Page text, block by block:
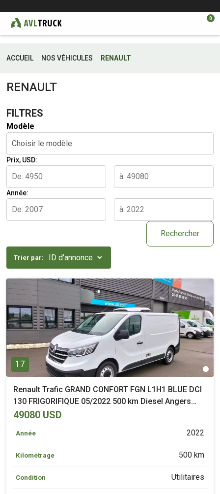
0
ACCUEIL NOS VÉHICULES RENAULT
RENAULT
FILTRES
Modèle
Choisir le modèle
Prix, USD:
Année:
Rechercher
Trier par:
17
Renault Trafic GRAND CONFORT FGN L1H1 BLUE DCI
130 FRIGORIFIQUE 05/2022 500 km Diesel Angers
(49)
49080 USD
Année 2022
Kilométrage 500 km
Condition Utilitaires